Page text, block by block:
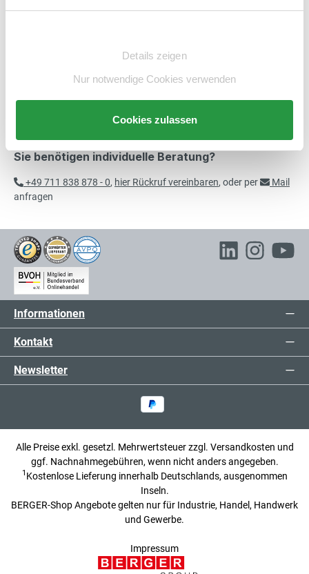
Details zeigen
Nur notwendige Cookies verwenden
Cookies zulassen
Sie benötigen individuelle Beratung?
+49 711 838 878 - 0, hier Rückruf vereinbaren, oder per
Mail
anfragen
Informationen
Kontakt
Newsletter
Alle Preise exkl. gesetzl. Mehrwertsteuer zzgl. Versandkosten und
ggf. Nachnahmegebühren, wenn nicht anders angegeben.
1 Kostenlose Lieferung innerhalb Deutschlands, ausgenommen
Inseln.
BERGER-Shop Angebote gelten nur für Industrie, Handel, Handwerk
und Gewerbe.
Impressum